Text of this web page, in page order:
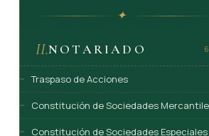
✦
II.NOTARIADO 6
Traspaso de Acciones
Constitución de Sociedades
Constitución de Sociedades Especiales